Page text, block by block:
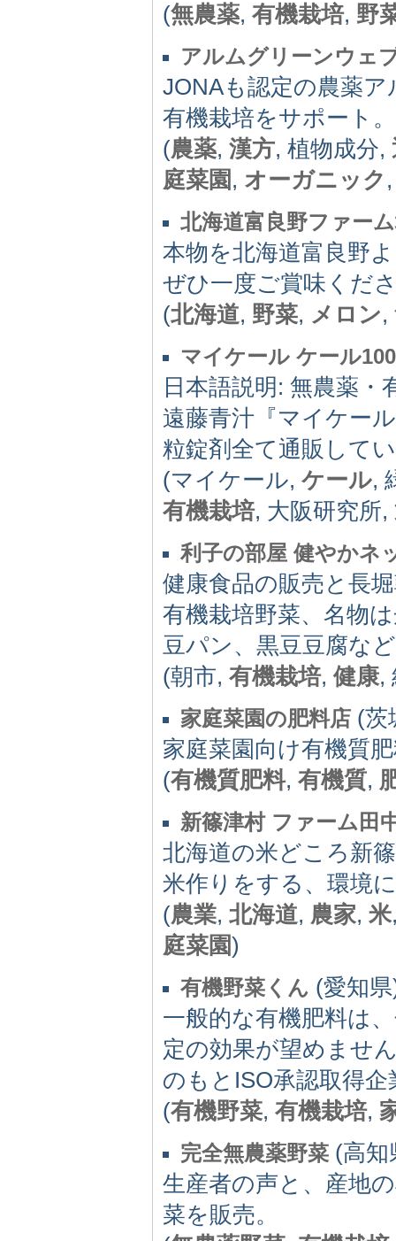
(無農薬, 有機栽培, 野
アルムグリーンウェ
JONAも認定の農薬
有機栽培をサポート
(農薬, 漢方, 植物成分,
庭菜園 , オーガニック
北海道富良野ファー
本物を北海道富良野
ぜひ一度ご賞味くだ
(北海道, 野菜, メロン,
マイケール ケール
日本語説明: 無農薬・
遠藤青汁『マイケー
粒錠剤全て通販して
(マイケール, ケール,
有機栽培, 大阪研究所,
利子の部屋 健やかネ
健康食品の販売と長
有機栽培野菜、名物
豆パン、黒豆豆腐など
(朝市, 有機栽培, 健康,
家庭菜園の肥料店 (茨
家庭菜園向け有機質
(有機質肥料, 有機質,
新篠津村 ファーム田
北海道の米どころ新
米作りをする、環境
(農業, 北海道, 農家, 米
庭菜園)
有機野菜くん (愛知
一般的な有機肥料は
定の効果が望めませ
のもとISO承認取得
(有機野菜, 有機栽培,
完全無農薬野菜 (高知
生産者の声と、産地
菜を販売。